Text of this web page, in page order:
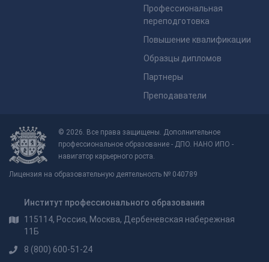
Профессиональная
переподготовка
Повышение квалификации
Образцы дипломов
Партнеры
Преподаватели
© 2026. Все права защищены. Дополнительное
профессиональное образование - ДПО. НАНО ИПО -
навигатор карьерного роста.
Лицензия на образовательную деятельность № 040789
Институт профессионального образования
115114, Россия, Москва, Дербеневская набережная
11Б
8 (800) 600-51-24